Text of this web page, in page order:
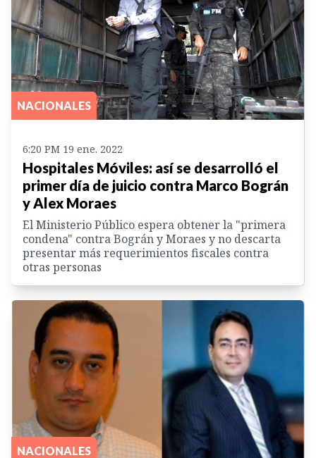
NACIONALES
6:20 PM 19 ene. 2022
Hospitales Móviles: así se desarrolló el
primer día de juicio contra Marco Bográn
y Alex Moraes
El Ministerio Público espera obtener la "primera
condena" contra Bográn y Moraes y no descarta
presentar más requerimientos fiscales contra
otras personas
NACIONALES